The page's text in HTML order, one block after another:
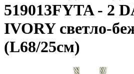
519013FYTA - 2
IVORY светло-
(L68/25см)